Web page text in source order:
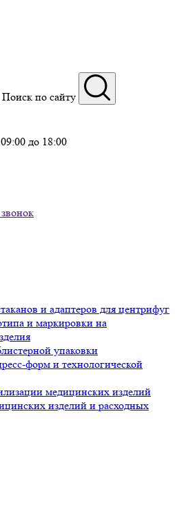
Поиск по сайту
до 18:00
звонок
и адаптеров для центрифуг
и маркировки на
упаковки
форм и технологической
медицинских изделий
изделий и расходных